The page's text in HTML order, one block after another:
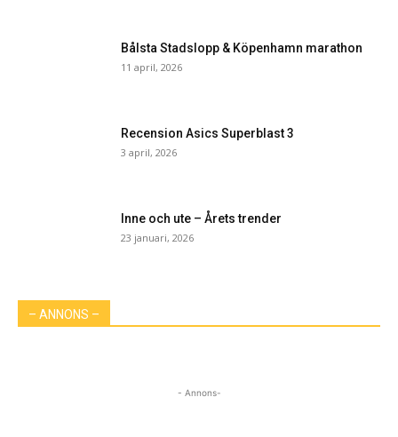
Bålsta Stadslopp & Köpenhamn marathon
11 april, 2026
Recension Asics Superblast 3
3 april, 2026
Inne och ute – Årets trender
23 januari, 2026
– ANNONS –
- Annons-